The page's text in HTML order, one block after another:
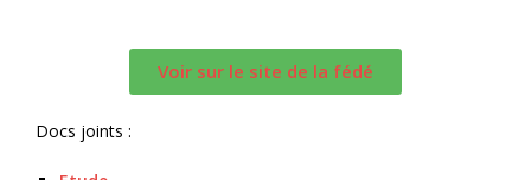
Voir sur le site de la fédé
Docs joints :